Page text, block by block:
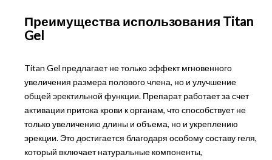
Преимущества использования Titan
Gel
Titan Gel предлагает не только эффект мгновенного
увеличения размера полового члена, но и улучшение
общей эректильной функции. Препарат работает за счет
активации притока крови к органам, что способствует не
только увеличению длины и объема, но и укреплению
эрекции. Это достигается благодаря особому составу геля,
который включает натуральные компоненты,